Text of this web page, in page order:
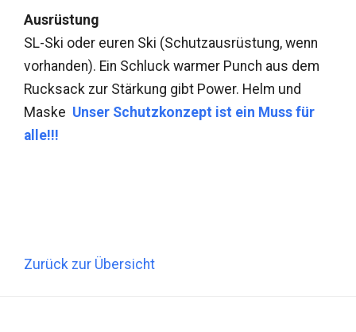
Ausrüstung
SL-Ski oder euren Ski (Schutzausrüstung, wenn
vorhanden). Ein Schluck warmer Punch aus dem
Rucksack zur Stärkung gibt Power. Helm und
Maske Unser Schutzkonzept ist ein Muss für
alle!!!
Zurück zur Übersicht